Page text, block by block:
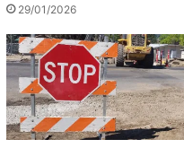
29/01/2026